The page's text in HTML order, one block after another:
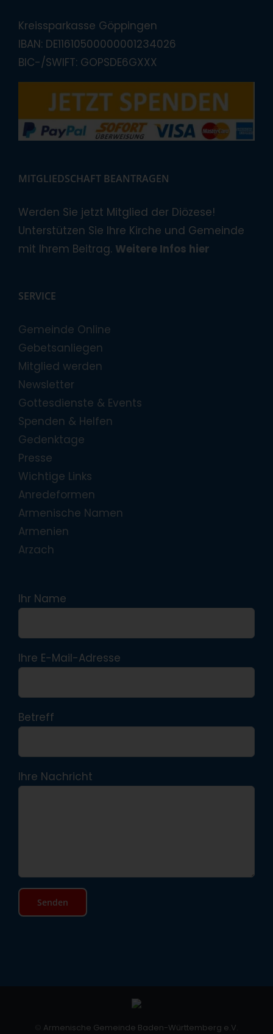
Kreissparkasse Göppingen
IBAN: DE11610500000001234026
BIC-/SWIFT: GOPSDE6GXXX
MITGLIEDSCHAFT BEANTRAGEN
Werden Sie jetzt Mitglied der Diözese!
Unterstützen Sie Ihre Kirche und Gemeinde
mit Ihrem Beitrag. Weitere Infos hier
SERVICE
Gemeinde Online
Gebetsanliegen
Mitglied werden
Newsletter
Gottesdienste & Events
Spenden & Helfen
Gedenktage
Presse
Wichtige Links
Anredeformen
Armenische Namen
Armenien
Arzach
Ihr Name
Ihre E-Mail-Adresse
Betreff
Ihre Nachricht
Armenische Gemeinde Baden-Württemberg e.V.